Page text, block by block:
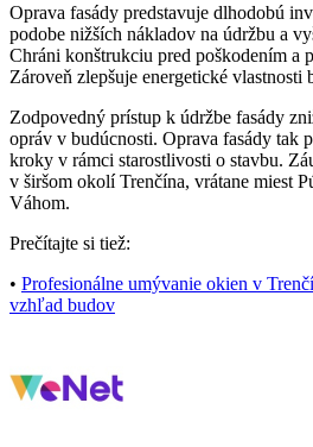
Oprava fasády predstavuje dlhodobú
podobe nižších nákladov na údržbu a
Chráni konštrukciu pred poškodením a
Zároveň zlepšuje energetické vlastnosti
Zodpovedný prístup k údržbe fasády
opráv v budúcnosti. Oprava fasády tak
kroky v rámci starostlivosti o stavbu.
v širšom okolí Trenčína, vrátane miest
Váhom.
Prečítajte si tiež:
• Profesionálne umývanie okien v
vzhľad budov